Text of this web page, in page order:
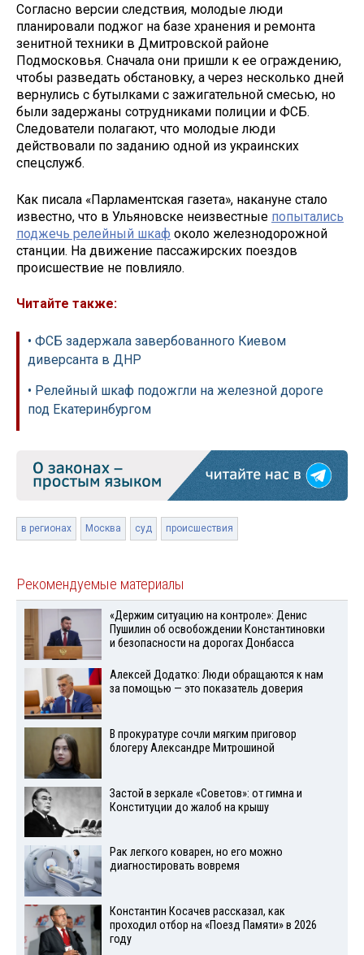
Согласно версии следствия, молодые люди
планировали поджог на базе хранения и ремонта
зенитной техники в Дмитровской районе
Подмосковья. Сначала они пришли к ее ограждению,
чтобы разведать обстановку, а через несколько дней
вернулись с бутылками с зажигательной смесью, но
были задержаны сотрудниками полиции и ФСБ.
Следователи полагают, что молодые люди
действовали по заданию одной из украинских
спецслужб.
Как писала «Парламентская газета», накануне стало
известно, что в Ульяновске неизвестные попытались
поджечь релейный шкаф около железнодорожной
станции. На движение пассажирских поездов
происшествие не повлияло.
Читайте также:
• ФСБ задержала завербованного Киевом
диверсанта в ДНР
• Релейный шкаф подожгли на железной дороге
под Екатеринбургом
в регионах Москва суд происшествия
Рекомендуемые материалы
«Держим ситуацию на контроле»: Денис
Пушилин об освобождении Константиновки
и безопасности на дорогах Донбасса
Алексей Додатко: Люди обращаются к нам
за помощью — это показатель доверия
В прокуратуре сочли мягким приговор
блогеру Александре Митрошиной
Застой в зеркале «Советов»: от гимна и
Конституции до жалоб на крышу
Рак легкого коварен, но его можно
диагностировать вовремя
Константин Косачев рассказал, как
проходил отбор на «Поезд Памяти» в 2026
году